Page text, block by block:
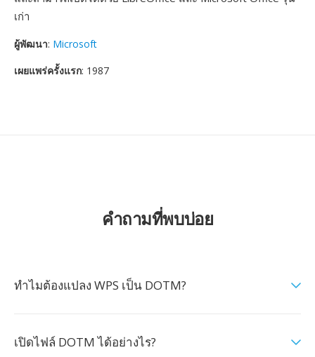
เก่า
ผู้พัฒนา: Microsoft
เผยแพร่ครั้งแรก: 1987
คำถามที่พบบ่อย
ทำไมต้องแปลง WPS เป็น DOTM?
เปิดไฟล์ DOTM ได้อย่างไร?